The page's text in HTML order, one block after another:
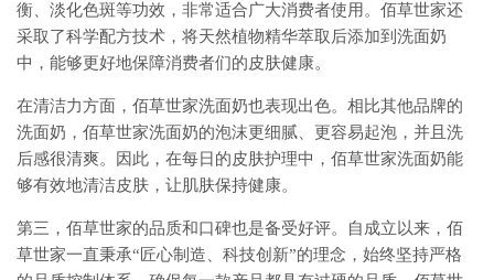
衡、淡化色斑等功效，非常适合广大消费者使用。佰草世家还
采取了科学配方技术，将天然植物精华萃取后添加到洗面奶
中，能够更好地保障消费者们的皮肤健康。
在清洁力方面，佰草世家洗面奶也表现出色。相比其他品牌的
洗面奶，佰草世家洗面奶的泡沫更细腻、更容易起泡，并且洗
后感很清爽。因此，在每日的皮肤护理中，佰草世家洗面奶能
够有效地清洁皮肤，让肌肤保持健康。
第三，佰草世家的品质和口碑也是备受好评。自成立以来，佰
草世家一直秉承“匠心制造、科技创新”的理念，始终坚持严格